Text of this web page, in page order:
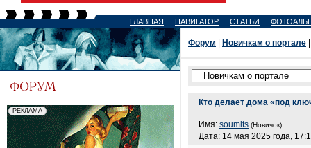
ГЛАВНАЯ НАВИГАТОР СТАТЬИ
Форум Новичкам о портале
Кто делает дома «под
Имя: soumits (Новичок)
Дата: 14 мая 2025 года,